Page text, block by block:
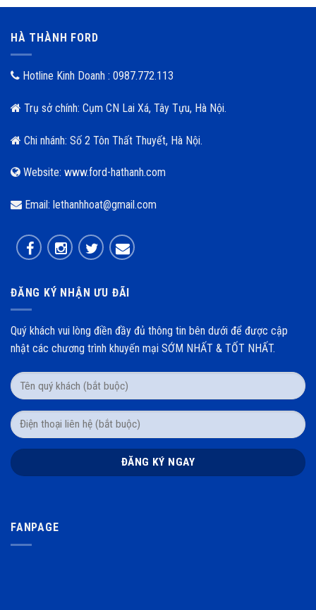
HÀ THÀNH FORD
Hotline Kinh Doanh : 0987.772.113
Trụ sở chính: Cụm CN Lai Xá, Tây Tựu, Hà Nội.
Chi nhánh: Số 2 Tôn Thất Thuyết, Hà Nội.
Website: www.ford-hathanh.com
Email: lethanhhoat@gmail.com
ĐĂNG KÝ NHẬN ƯU ĐÃI
Quý khách vui lòng điền đầy đủ thông tin bên dưới để được cập
nhật các chương trình khuyến mại SỚM NHẤT & TỐT NHẤT.
FANPAGE